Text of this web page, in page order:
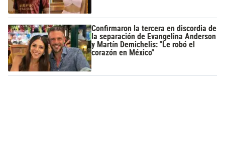
Confirmaron la tercera en discordia de
la separación de Evangelina Anderson
y Martín Demichelis: "Le robó el
corazón en México"